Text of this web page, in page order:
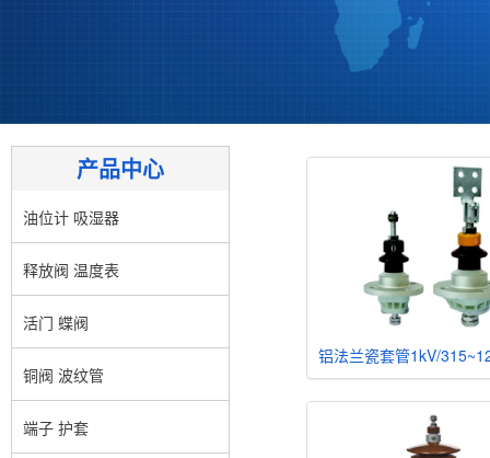
产品中心
油位计 吸湿器
释放阀 温度表
活门 蝶阀
铜阀 波纹管
端子 护套